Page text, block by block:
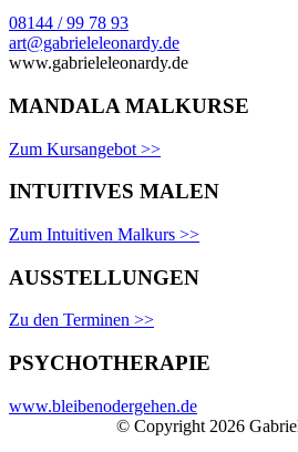
08144 / 99 78 93
art@gabrieleleonardy.de
www.gabrieleleonardy.de
MANDALA MALKURSE
Zum Kursangebot >>
INTUITIVES MALEN
Zum Intuitiven Malkurs >>
AUSSTELLUNGEN
Zu den Terminen >>
PSYCHOTHERAPIE
www.bleibenodergehen.de
© Copyright 2026